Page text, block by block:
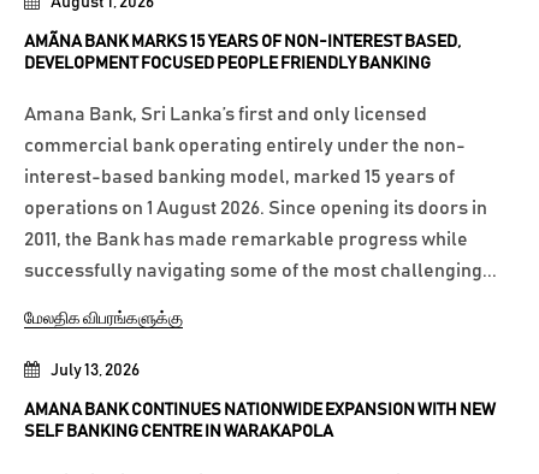
July 13, 2026
AMANA BANK CONTINUES NATIONWIDE EXPANSION WITH NEW
SELF BANKING CENTRE IN WARAKAPOLA
AMÃNA BANK MARKS 15 YEARS OF NON-INTEREST BASED,
DEVELOPMENT FOCUSED PEOPLE FRIENDLY BANKING
Amana Bank, Sri Lanka’s first and only licensed
commercial bank operating entirely under the non-
interest-based banking model, marked 15 years of
operations on 1 August 2026. Since opening its doors in
2011, the Bank has made remarkable progress while
successfully navigating some of the most challenging...
மேலதிக விபரங்களுக்கு